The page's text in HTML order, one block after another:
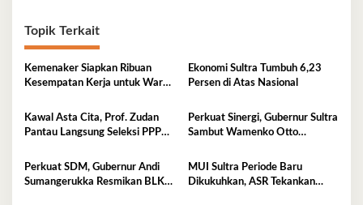
Topik Terkait
Kemenaker Siapkan Ribuan
Kesempatan Kerja untuk Warga
Ekonomi Sultra Tumbuh 6,23
Persen di Atas Nasional
Kawal Asta Cita, Prof. Zudan
Pantau Langsung Seleksi PPPK
Perkuat Sinergi, Gubernur Sultra
Sambut Wamenko Otto
Perkuat SDM, Gubernur Andi
Sumangerukka Resmikan BLK
MUI Sultra Periode Baru
Dikukuhkan, ASR Tekankan